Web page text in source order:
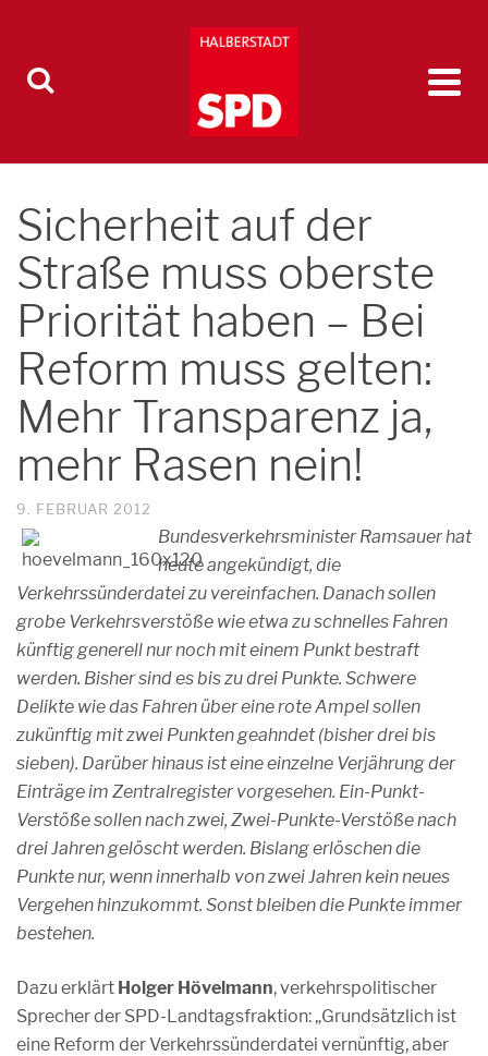
Sicherheit auf der
Straße muss oberste
Priorität haben – Bei
Reform muss gelten:
Mehr Transparenz ja,
mehr Rasen nein!
9. FEBRUAR 2012
Bundesverkehrsminister Ramsauer hat
heute angekündigt, die
Verkehrssünderdatei zu vereinfachen. Danach sollen
grobe Verkehrsverstöße wie etwa zu schnelles Fahren
künftig generell nur noch mit einem Punkt bestraft
werden. Bisher sind es bis zu drei Punkte. Schwere
Delikte wie das Fahren über eine rote Ampel sollen
zukünftig mit zwei Punkten geahndet (bisher drei bis
sieben). Darüber hinaus ist eine einzelne Verjährung der
Einträge im Zentralregister vorgesehen. Ein-Punkt-
Verstöße sollen nach zwei, Zwei-Punkte-Verstöße nach
drei Jahren gelöscht werden. Bislang erlöschen die
Punkte nur, wenn innerhalb von zwei Jahren kein neues
Vergehen hinzukommt. Sonst bleiben die Punkte immer
bestehen.
Dazu erklärt Holger Hövelmann, verkehrspolitischer
Sprecher der SPD-Landtagsfraktion: „Grundsätzlich ist
eine Reform der Verkehrssünderdatei vernünftig, aber